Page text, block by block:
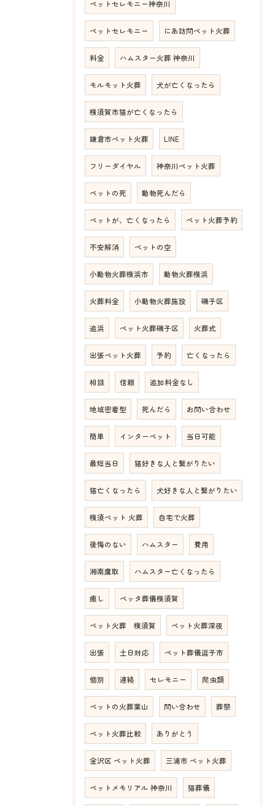
ペットセレモニー神奈川
ペットセレモニー にあ訪問ペット火葬
料金 ハムスター火葬 神奈川
モルモット火葬 犬が亡くなったら
横須賀市猫が亡くなったら
鎌倉市ペット火葬 LINE
フリーダイヤル 神奈川ペット火葬
ペットの死 動物死んだら
ペットが、亡くなったら ペット火葬予約
不安解消 ペットの空
小動物火葬横浜市 動物火葬横浜
火葬料金 小動物火葬施設 磯子区
追浜 ペット火葬磯子区 火葬式
出張ペット火葬 予約 亡くなったら
相談 信頼 追加料金なし
地域密着型 死んだら お問い合わせ
簡単 インターペット 当日可能
最短当日 猫好きな人と繋がりたい
猫亡くなったら 犬好きな人と繋がりたい
横須ペット 火葬 自宅で火葬
後悔のない ハムスター 費用
湘南鷹取 ハムスター亡くなったら
癒し ペッタ葬儀横須賀
ペット火葬 横須賀 ペット火葬深夜
出張 土日対応 ペット葬儀逗子市
個別 連絡 セレモニー 爬虫類
ペットの火葬葉山 問い合わせ 葬祭
ペット火葬比較 ありがとう
金沢区 ペット火葬 三浦市 ペット火葬
ペットメモリアル 神奈川 猫葬儀